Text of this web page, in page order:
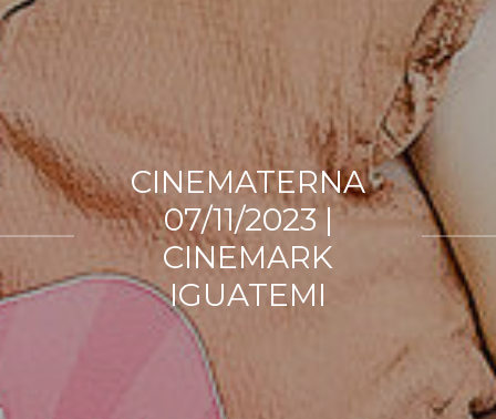
CINEMATERNA
07/11/2023 |
CINEMARK
IGUATEMI